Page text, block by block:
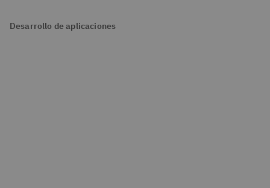
Desarrollo de aplicaciones